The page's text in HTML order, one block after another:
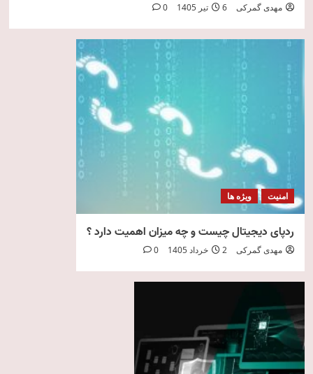
مهدی گمرکی 6 تیر 1405 0
امنیت ویژه ها
ردپای دیجیتال چیست و چه میزان اهمیت دارد ؟
مهدی گمرکی 2 خرداد 1405 0